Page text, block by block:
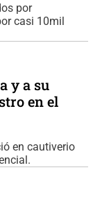
por
casi 10mil
y a su
en el
en cautiverio